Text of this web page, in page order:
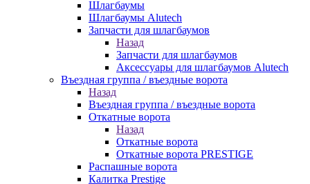
Шлагбаумы
Шлагбаумы Alutech
Запчасти для шлагбаумов
Назад
Запчасти для шлагбаумов
Аксессуары для шлагбаумов Alutech
Въездная группа / въездные ворота
Назад
Въездная группа / въездные ворота
Откатные ворота
Назад
Откатные ворота
Откатные ворота PRESTIGE
Распашные ворота
Калитка Prestige